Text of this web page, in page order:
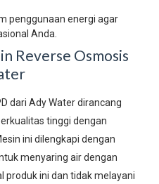
penggunaan energi agar
Anda.
Reverse Osmosis
dari Ady Water dirancang
tinggi dengan
ini dilengkapi dengan
menyaring air dengan
produk ini dan tidak melayani